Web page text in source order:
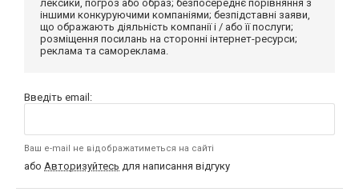
лексики, погроз або образ; безпосереднє порівняння з
іншими конкуруючими компаніями; безпідставні заяви,
що ображають діяльність компанії і / або її послуги;
розміщення посилань на сторонні інтернет-ресурси;
реклама та самореклама.
Введіть email:
Ваш e-mail не відображатиметься на сайті
або Авторизуйтесь для написання відгуку